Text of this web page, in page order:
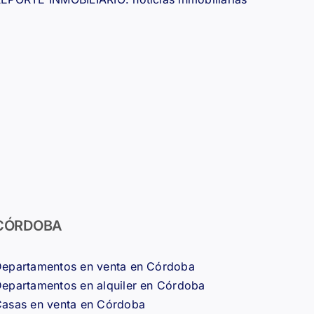
en venta en Córdoba
en alquiler en Córdoba
en venta en Córdoba